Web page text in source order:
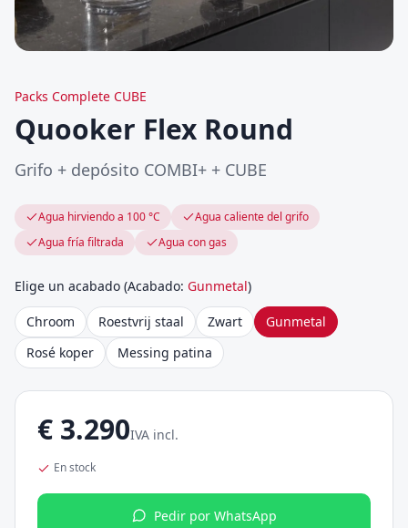
Packs Complete CUBE
Quooker Flex Round
Grifo + depósito COMBI+ + CUBE
Agua hirviendo a 100 °C
Agua caliente del grifo
Agua fría filtrada
Agua con gas
Elige un acabado (Acabado: Gunmetal)
Chroom Roestvrij staal Zwart
Gunmetal
Rosé koper
Messing patina
€ 3.290IVA incl.
En stock
Pedir por WhatsApp